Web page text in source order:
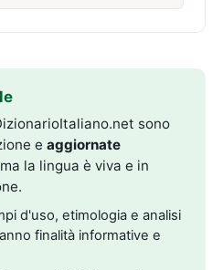
sono
eaggiornate
la lingua è viva e in
d'uso, etimologia e analisi
finalità informative e